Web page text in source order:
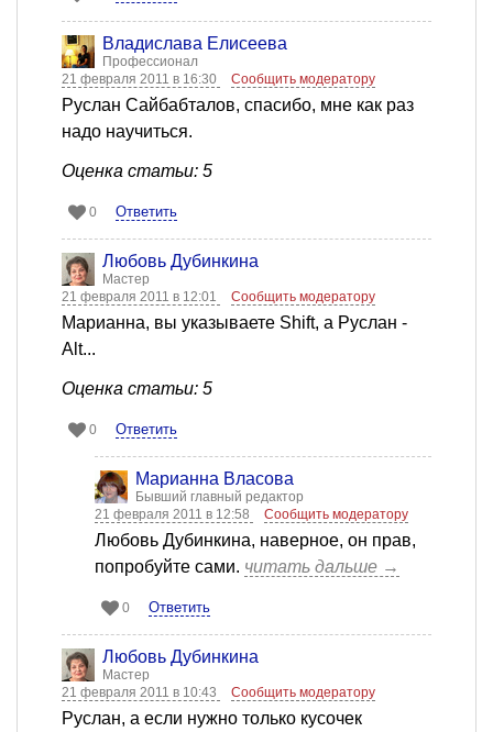
Владислава Елисеева
Профессионал
21 февраля 2011 в 16:30
Сообщить модератору
Руслан Сайбабталов, спасибо, мне как раз
надо научиться.
Оценка статьи: 5
0 Ответить
Любовь Дубинкина
Мастер
21 февраля 2011 в 12:01
Сообщить модератору
Марианна, вы указываете Shift, а Руслан -
Alt...
Оценка статьи: 5
0 Ответить
Марианна Власова
Бывший главный редактор
21 февраля 2011 в 12:58
Сообщить модератору
Любовь Дубинкина, наверное, он прав,
попробуйте сами. читать дальше →
0 Ответить
Любовь Дубинкина
Мастер
21 февраля 2011 в 10:43
Сообщить модератору
Руслан, а если нужно только кусочек